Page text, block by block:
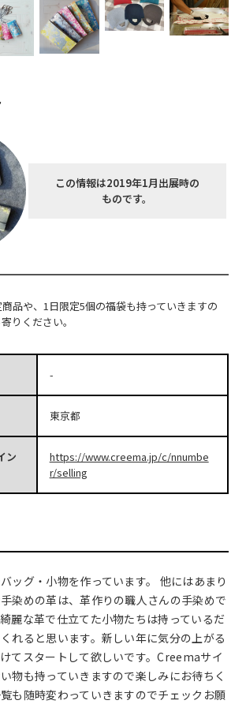
この情報は2019年1月出展時の
ものです。
品や、1日限定5個の福袋も持っていきますの
りください。
-
東京都
ン
https://www.creema.jp/c/nnumbe
r/selling
ッグ・小物を作っています。 他にはあまり
染めの革は、革作りの職人さんの手染めで
麗な革で仕立てた小物たちは持っているだ
れると思います。新しい年に気分の上がる
てスタートして欲しいです。Creemaサイ
物も持っていきますので楽しみにお待ちく
も随時変わっていきますのでチェックお願